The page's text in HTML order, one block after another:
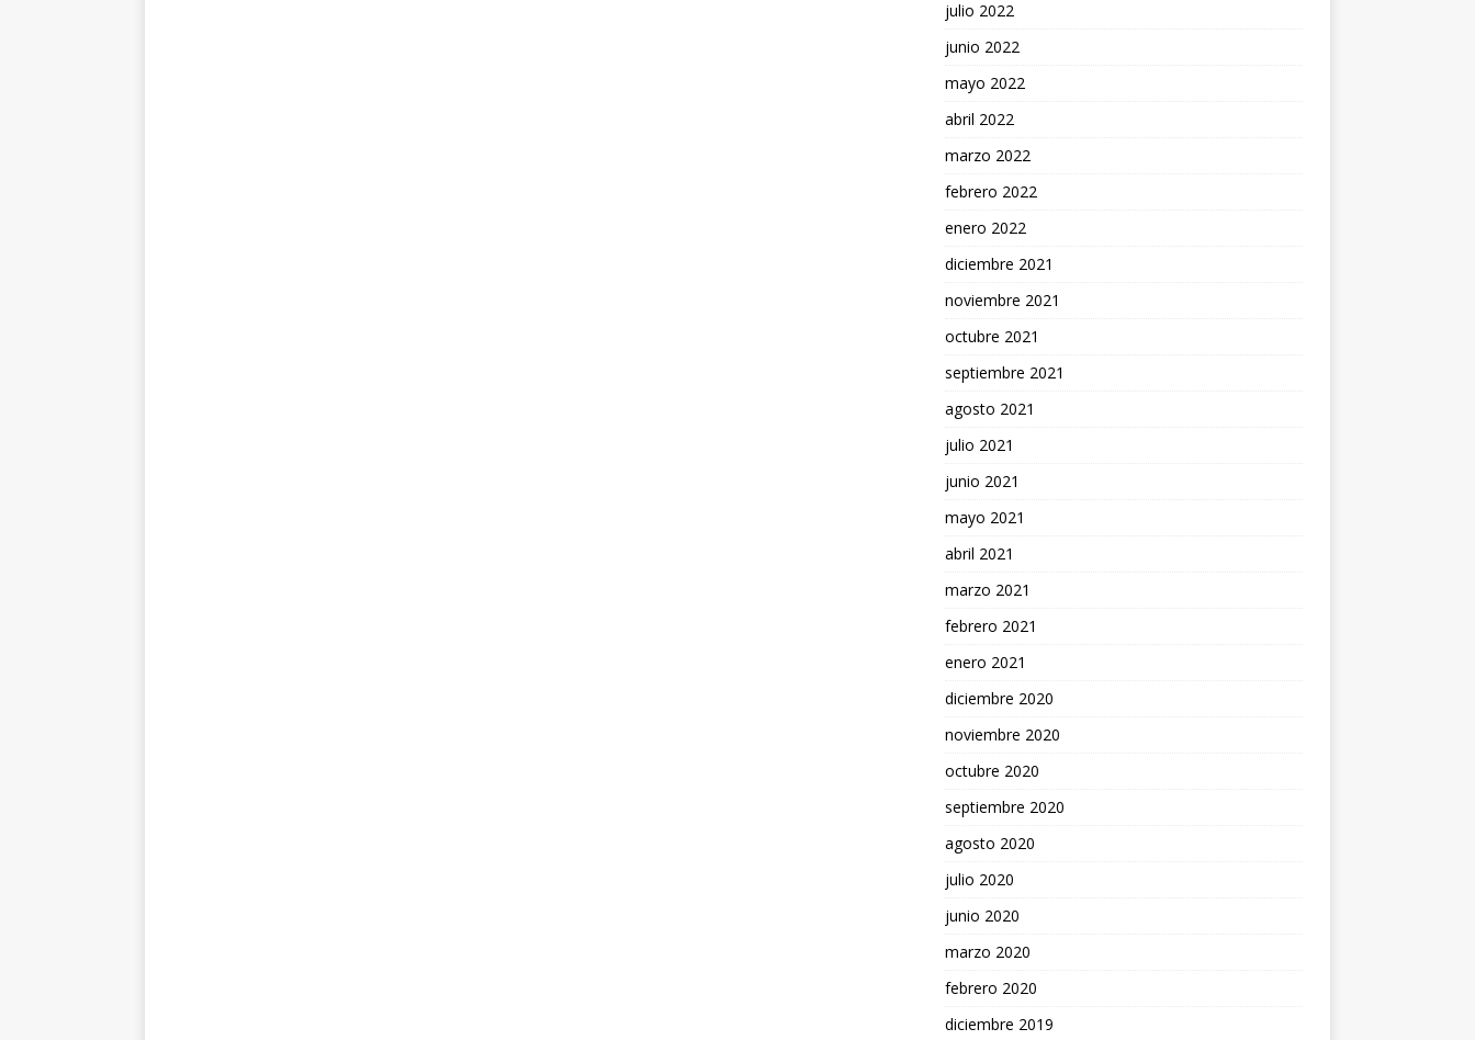
julio 2022
junio 2022
mayo 2022
abril 2022
marzo 2022
febrero 2022
enero 2022
diciembre 2021
noviembre 2021
octubre 2021
septiembre 2021
agosto 2021
julio 2021
junio 2021
mayo 2021
abril 2021
marzo 2021
febrero 2021
enero 2021
diciembre 2020
noviembre 2020
octubre 2020
septiembre 2020
agosto 2020
julio 2020
junio 2020
marzo 2020
febrero 2020
diciembre 2019